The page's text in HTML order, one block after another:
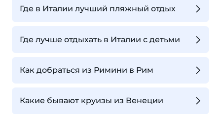
Где в Италии лучший пляжный отдых
Где лучше отдыхать в Италии с детьми
Как добраться из Римини в Рим
Какие бывают круизы из Венеции